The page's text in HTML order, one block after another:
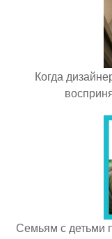
Когда
Семьям с детьми